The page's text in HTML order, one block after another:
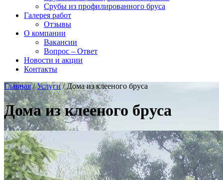
Срубы из профилированного бруса
Галерея работ
Отзывы
О компании
Вакансии
Вопрос – Ответ
Новости и акции
Контакты
Главная/ Услуги/ Дома из клееного бруса
Дома из клееного бруса